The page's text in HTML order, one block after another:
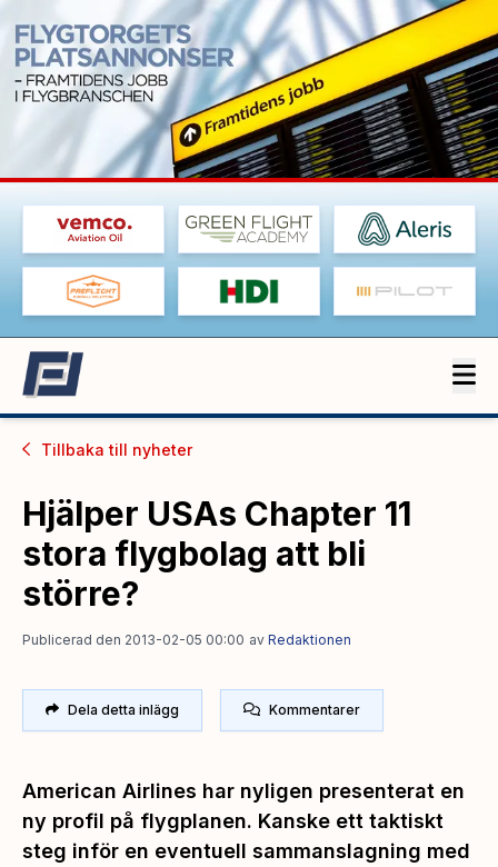
Tillbaka till nyheter
Hjälper USAs Chapter 11
stora flygbolag att bli
större?
Publicerad den 2013-02-05 00:00 av Redaktionen
Dela detta inlägg Kommentarer
American Airlines har nyligen presenterat en
ny profil på flygplanen. Kanske ett taktiskt
steg inför en eventuell sammanslagning med